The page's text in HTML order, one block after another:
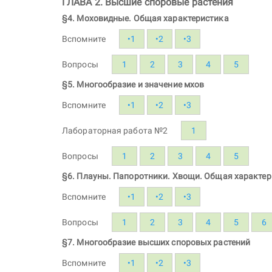
§4. Моховидные. Общая характеристика
Вспомните •1 •2 •3
Вопросы 1 2 3 4 5
§5. Многообразие и значение мхов
Вспомните •1 •2 •3
Лабораторная работа №2 1
Вопросы 1 2 3 4 5
§6. Плауны. Папоротники. Хвощи. Общая
Вспомните •1 •2 •3
Вопросы 1 2 3 4 5 6
§7. Многообразие высших споровых растений
Вспомните •1 •2 •3